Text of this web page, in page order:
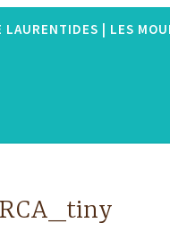
| LES
RCA_tiny